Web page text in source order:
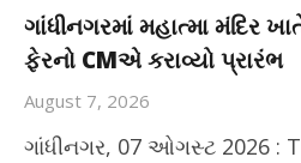
ગાંધીનગરમાં મહાત્મા મંદિર
ફેરનો CMએ કરાવ્યો પ્રારંભ
August 7, 2026
ગાંધીનગર, 07 ઓગસ્ટ 2026 :